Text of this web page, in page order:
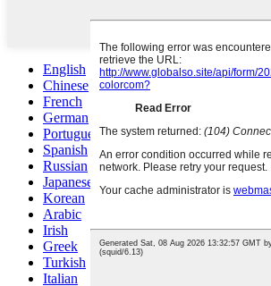
English
Chinese
French
German
Portuguese
Spanish
Russian
Japanese
Korean
Arabic
Irish
Greek
Turkish
Italian